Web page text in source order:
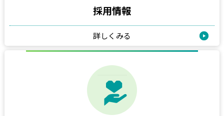
採用情報
詳しくみる